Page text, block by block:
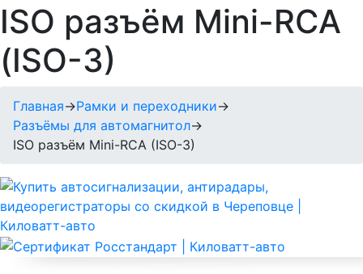
ISO разъём Mini-RCA
(ISO-3)
Главная→Рамки и переходники→
Разъёмы для автомагнитол→
ISO разъём Mini-RCA (ISO-3)